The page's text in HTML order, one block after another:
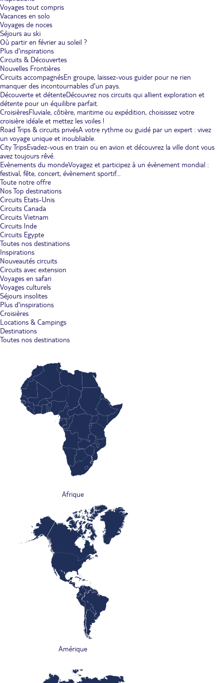
Voyages tout compris
Vacances en solo
Voyages de noces
Séjours au ski
Où partir en février au soleil ?
Plus d'inspirations
Circuits & Découvertes
Nouvelles Frontières
Circuits accompagnésEn groupe, laissez-vous guider pour ne rien
manquer des incontournables d'un pays.
Découverte et détenteDécouvrez nos circuits qui allient exploration et
détente pour un équilibre parfait.
CroisièresFluviale, côtière, maritime ou expédition, choisissez votre
croisière idéale et mettez les voiles !
Road Trips & circuits privésA votre rythme ou guidé par un expert : vivez
un voyage unique et inoubliable.
City TripsEvadez-vous en train ou en avion et découvrez la ville dont vous
avez toujours rêvé.
Evènements du mondeVoyagez et participez à un évènement mondial :
festival, fête, concert, évènement sportif...
Toute notre offre
Nos Top destinations
Circuits Etats-Unis
Circuits Canada
Circuits Vietnam
Circuits Inde
Circuits Egypte
Toutes nos destinations
Inspirations
Nouveautés circuits
Circuits avec extension
Voyages en safari
Voyages culturels
Séjours insolites
Plus d'inspirations
Croisières
Locations & Campings
Destinations
Toutes nos destinations
Afrique
Amérique